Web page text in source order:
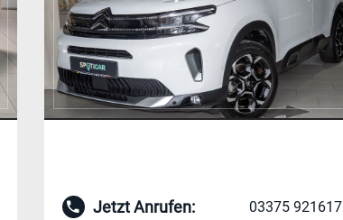
Jetzt Anrufen:
03375 921617